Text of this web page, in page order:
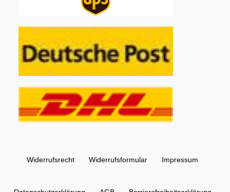
Widerrufs­recht Widerrufs­formular Impressum